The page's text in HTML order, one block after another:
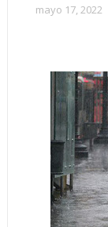
mayo 17, 2022